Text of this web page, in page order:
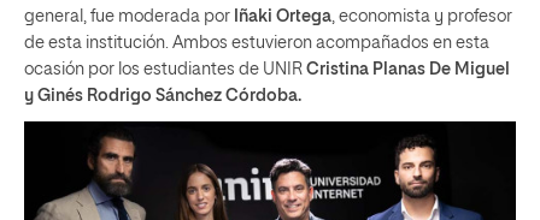
general, fue moderada por Iñaki Ortega , economista y profesor
de esta institución. Ambos estuvieron acompañados en esta
ocasión por los estudiantes de UNIR Cristina Planas De Miguel
y Ginés Rodrigo Sánchez Córdoba.